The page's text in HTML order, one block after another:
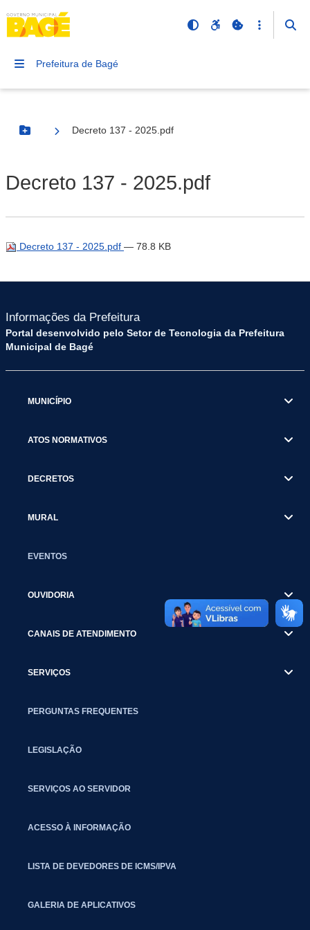
Prefeitura de Bagé
Botão Menu
Decreto 137 - 2025.pdf
Decreto 137 - 2025.pdf
Decreto 137 - 2025.pdf — 78.8 KB
Informações da Prefeitura
Portal desenvolvido pelo Setor de Tecnologia da Prefeitura
Municipal de Bagé
MUNICÍPIO
ATOS NORMATIVOS
DECRETOS
MURAL
EVENTOS
OUVIDORIA
CANAIS DE ATENDIMENTO
SERVIÇOS
PERGUNTAS FREQUENTES
LEGISLAÇÃO
SERVIÇOS AO SERVIDOR
ACESSO À INFORMAÇÃO
LISTA DE DEVEDORES DE ICMS/IPVA
GALERIA DE APLICATIVOS